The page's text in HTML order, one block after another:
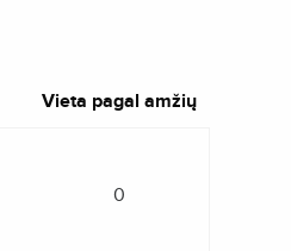
Vieta pagal amžių
0